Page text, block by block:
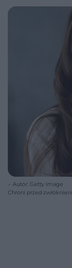
Autor: Getty Image
Chroni przed